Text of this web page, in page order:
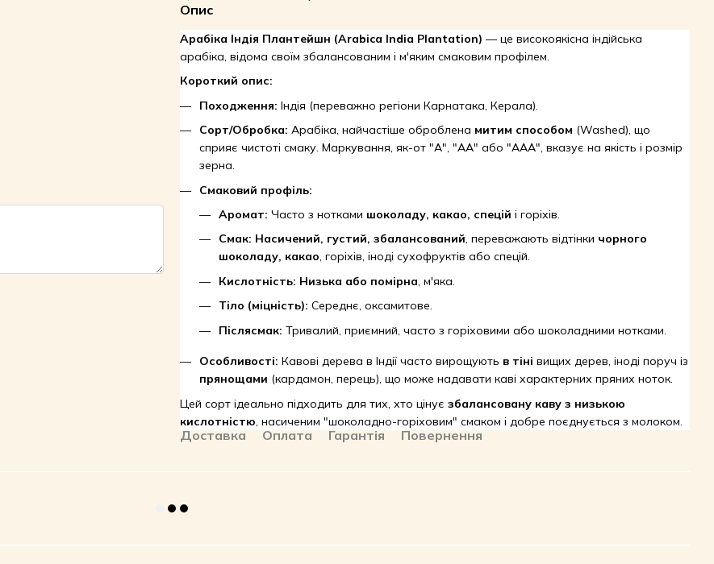
Опис
Арабіка Індія Плантейшн (Arabica India Plantation) — це високоякісна індійська
арабіка, відома своїм збалансованим і м'яким смаковим профілем.
Короткий опис:
Походження: Індія (переважно регіони Карнатака, Керала).
Сорт/Обробка: Арабіка, найчастіше оброблена митим способом (Washed), що
сприяє чистоті смаку. Маркування, як-от "А", "АА" або "ААА", вказує на якість і розмір
зерна.
Смаковий профіль:
Аромат: Часто з нотками шоколаду, какао, спецій і горіхів.
Смак: Насичений, густий, збалансований, переважають відтінки чорного
шоколаду, какао, горіхів, іноді сухофруктів або спецій.
Кислотність: Низька або помірна, м'яка.
Тіло (міцність): Середнє, оксамитове.
Післясмак: Тривалий, приємний, часто з горіховими або шоколадними нотками.
Особливості: Кавові дерева в Індії часто вирощують в тіні вищих дерев, іноді поруч із
прянощами (кардамон, перець), що може надавати каві характерних пряних ноток.
Цей сорт ідеально підходить для тих, хто цінує збалансовану каву з низькою
кислотністю, насиченим "шоколадно-горіховим" смаком і добре поєднується з молоком.
Доставка Оплата Гарантія Повернення